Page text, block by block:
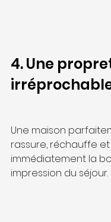
4. Une
Une maison
rassure, réchauffe
immédiatement la
impression du séjour.